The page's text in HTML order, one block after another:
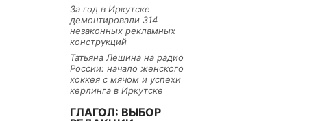
За год в Иркутске
демонтировали 314
незаконных рекламных
конструкций
Татьяна Лешина на радио
России: начало женского
хоккея с мячом и успехи
керлинга в Иркутске
ГЛАГОЛ: ВЫБОР